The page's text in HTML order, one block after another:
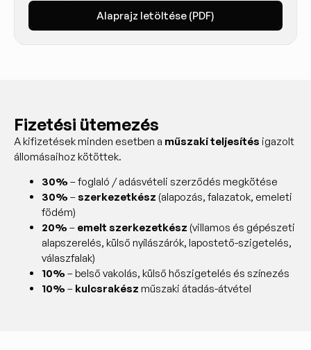
Alaprajz letöltése (PDF)
Fizetési ütemezés
A kifizetések minden esetben a műszaki teljesítés igazolt
állomásaihoz kötöttek.
30% – foglaló / adásvételi szerződés megkötése
30% –szerkezetkész (alapozás, falazatok, emeleti
födém)
20% – emelt szerkezetkész (villamos és gépészeti
alapszerelés, külső nyílászárók, lapostető-szigetelés,
válaszfalak)
10% – belső vakolás, külső hőszigetelés és színezés
10% – kulcsrakész műszaki átadás-átvétel